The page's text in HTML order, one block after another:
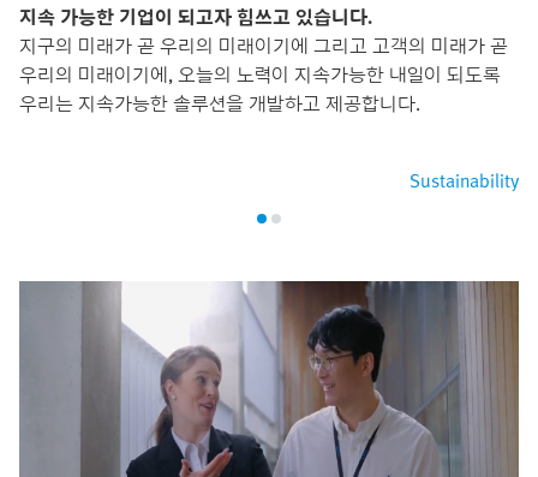
지속 가능한 기업이 되고자 힘쓰고 있습니다.
지구의 미래가 곧 우리의 미래이기에 그리고 고객의 미래가 곧
우리의 미래이기에, 오늘의 노력이 지속가능한 내일이 되도록
우리는 지속가능한 솔루션을 개발하고 제공합니다.
Sustainability